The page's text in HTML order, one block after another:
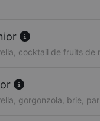
cocktail de fruits de
gorgonzola, brie,